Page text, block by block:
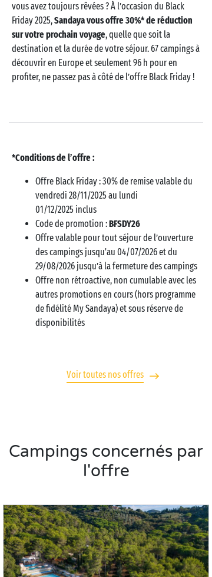
vous avez toujours rêvées ? À l’occasion du Black
Friday 2025,Sandaya vous offre 30%* de réduction
sur votre prochain voyage, quelle que soit la
destination et la durée de votre séjour. 67 campings à
découvrir en Europe et seulement 96 h pour en
profiter, ne passez pas à côté de l’offre Black Friday !
*Conditions de l’offre :
Offre Black Friday : 30% de remise valable du
vendredi 28/11/2025 au lundi
01/12/2025 inclus
Code de promotion :BFSDY26
Offre valable pour tout séjour de l’ouverture
des campings jusqu'au 04/07/2026 et du
29/08/2026 jusqu’à la fermeture des campings
Offre non rétroactive, non cumulable avec les
autres promotions en cours (hors programme
de fidélité My Sandaya) et sous réserve de
disponibilités
Voir toutes nos offres
Campings concernés par
l'offre